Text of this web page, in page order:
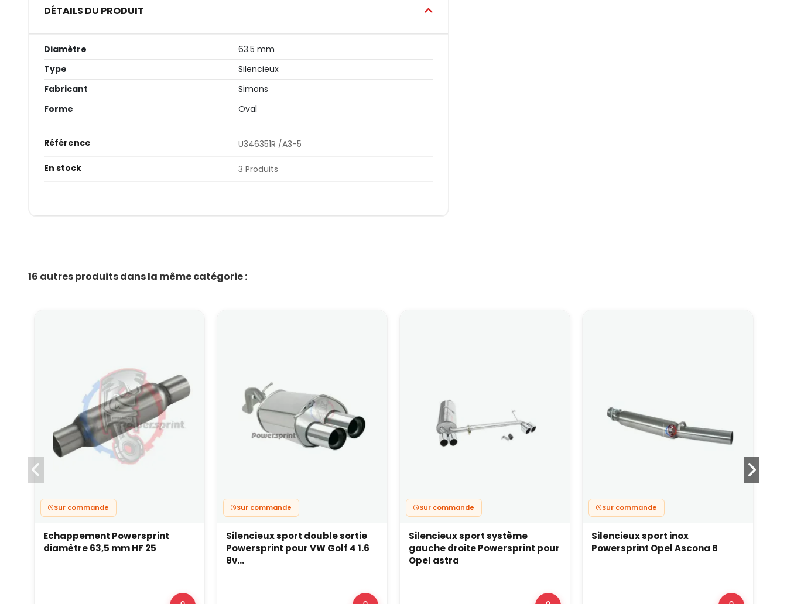
DÉTAILS DU PRODUIT
Diamètre
63.5 mm
Type
Silencieux
Fabricant
Simons
Forme
Oval
Référence U346351R /A3-5
En stock 3 Produits
16 autres produits dans la même catégorie :
Sur commande
Echappement Powersprint
diamètre 63,5 mm HF 25
Sur commande
Silencieux sport double sortie
Powersprint pour VW Golf 4 1.6
8v...
Sur commande
Silencieux sport système
gauche droite Powersprint pour
Opel astra
Sur commande
Silencieux sport inox
Powersprint Opel Ascona B